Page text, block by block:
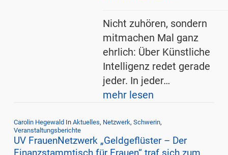
Nicht zuhören, sondern
mitmachen Mal ganz
ehrlich: Über Künstliche
Intelligenz redet gerade
jeder. In jeder…
mehr lesen
Carolin Hegewald In Aktuelles, Netzwerk, Schwerin,
Veranstaltungsberichte
UV FrauenNetzwerk „Geldgeflüster – Der